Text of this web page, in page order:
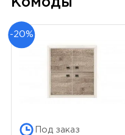
Комоды
-20%
Под заказ